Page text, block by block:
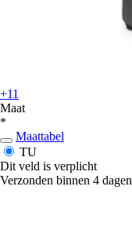
+11
Maat
*
Maattabel
TU
Dit veld is verplicht
Verzonden binnen 4 dagen